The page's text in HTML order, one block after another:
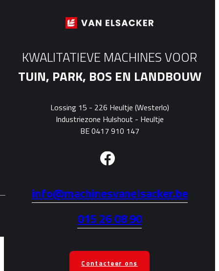
KWALITATIEVE MACHINES VOOR
TUIN, PARK, BOS EN LANDBOUW
Lossing 15 - 226 Heultje (Westerlo)
Industriezone Hulshout - Heultje
BE 0417 910 147
info@machinesvanelsacker.be
015 26 08 90
Contacteer ons